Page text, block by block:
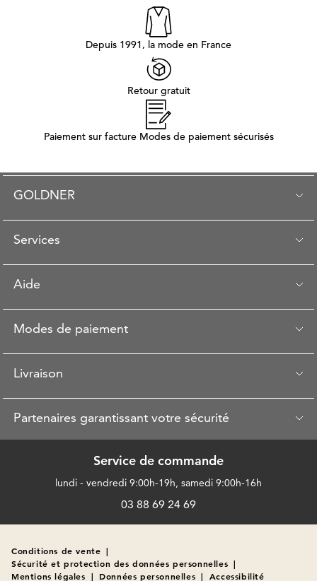
Depuis 1991, la mode en France
Retour gratuit
Paiement sur facture Modes de paiement sécurisés
GOLDNER
Services
Aide
Modes de paiement
Livraison
Partenaires garantissant votre sécurité
Service de commande
lundi - vendredi 9:00h-19h, samedi 9:00h-16h
03 88 69 24 69
Conditions de vente |
Sécurité et protection des données personnelles |
Mentions légales | Données personnelles | Accessibilité